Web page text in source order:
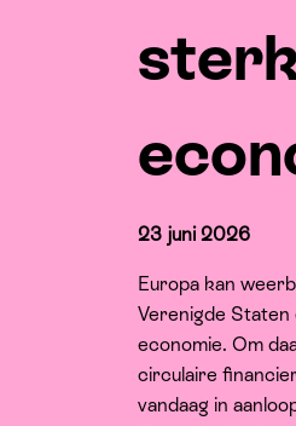
23 juni 2026
Europa kan
Verenigde
economie. Om
circulaire
vandaag in